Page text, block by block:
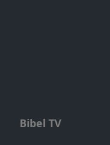
Bibel TV